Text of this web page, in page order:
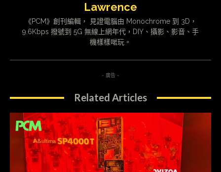
Lawrence
《PCM》創刊編輯， 見證電腦由 Monochrome 到 3D，
9.6Kbps 撥號到 5G 無線上網年代，DIY、攝影、影音、手
機樣樣啱玩。
- 廣告 -
Related Articles